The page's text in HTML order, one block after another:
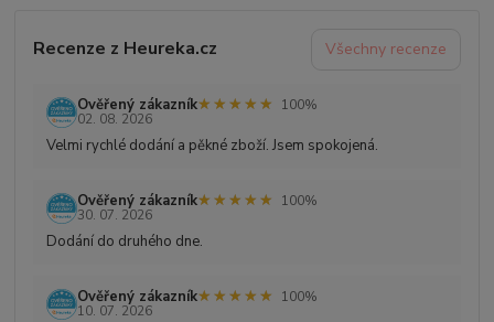
Recenze z Heureka.cz Všechny recenze
Ověřený zákazník★★★★★
★★★★★
100%
02. 08. 2026
Velmi rychlé dodání a pěkné zboží. Jsem spokojená.
Ověřený zákazník★★★★★
★★★★★
100%
30. 07. 2026
Dodání do druhého dne.
Ověřený zákazník★★★★★
★★★★★
100%
10. 07. 2026